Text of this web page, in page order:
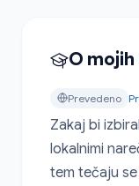
O mojih
Prevedeno
Zakaj bi
lokalnimi
tem tečaju